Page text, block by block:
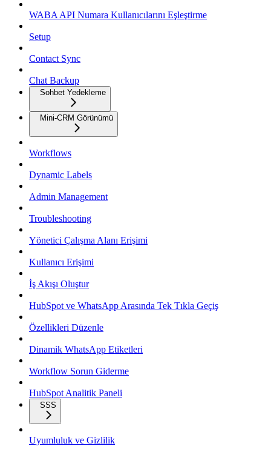
WABA API Numara Kullanıcılarını Eşleştirme
Setup
Contact Sync
Chat Backup
Sohbet Yedekleme
Mini-CRM Görünümü
Workflows
Dynamic Labels
Admin Management
Troubleshooting
Yönetici Çalışma Alanı Erişimi
Kullanıcı Erişimi
İş Akışı Oluştur
HubSpot ve WhatsApp Arasında Tek Tıkla Geçiş
Özellikleri Düzenle
Dinamik WhatsApp Etiketleri
Workflow Sorun Giderme
HubSpot Analitik Paneli
SSS
Uyumluluk ve Gizlilik